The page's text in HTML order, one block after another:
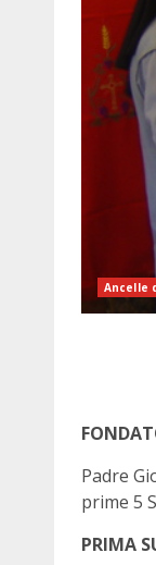
Ancelle
Padre
prime 5
PRIMA